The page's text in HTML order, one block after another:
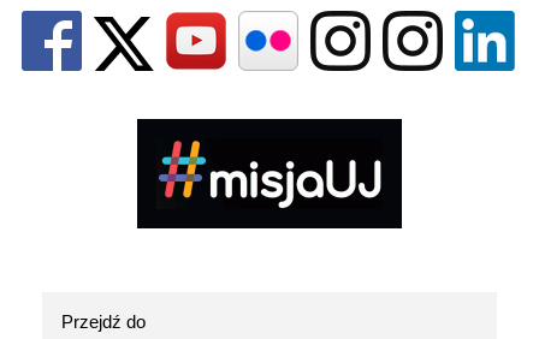
Przejdź do